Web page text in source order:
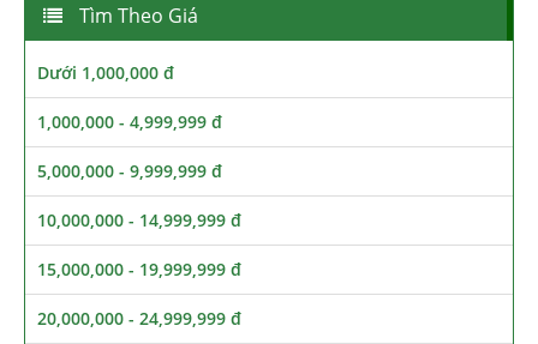
Tìm Theo Giá
Dưới 1,000,000 đ
1,000,000 - 4,999,999 đ
5,000,000 - 9,999,999 đ
10,000,000 - 14,999,999 đ
15,000,000 - 19,999,999 đ
20,000,000 - 24,999,999 đ